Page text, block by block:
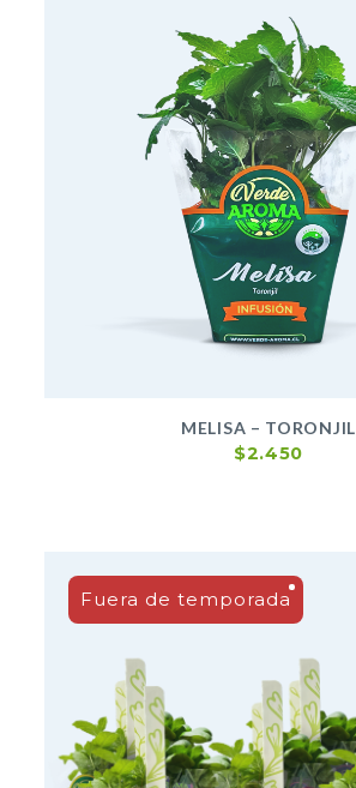
MELISA – TORONJIL
$2.450
Fuera de temporada